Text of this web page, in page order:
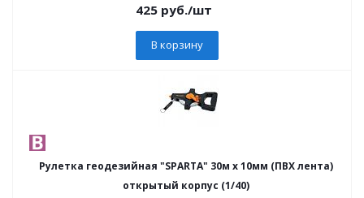
425 руб./шт
В корзину
Рулетка геодезийная "SPARTA" 30м х 10мм (ПВХ лента)
открытый корпус (1/40)